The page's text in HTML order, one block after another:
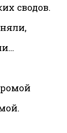
сводов.